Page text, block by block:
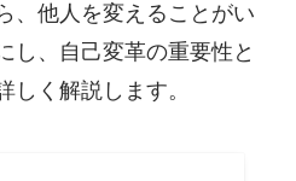
、他人を変えることがい
し、自己変革の重要性と
しく解説します。